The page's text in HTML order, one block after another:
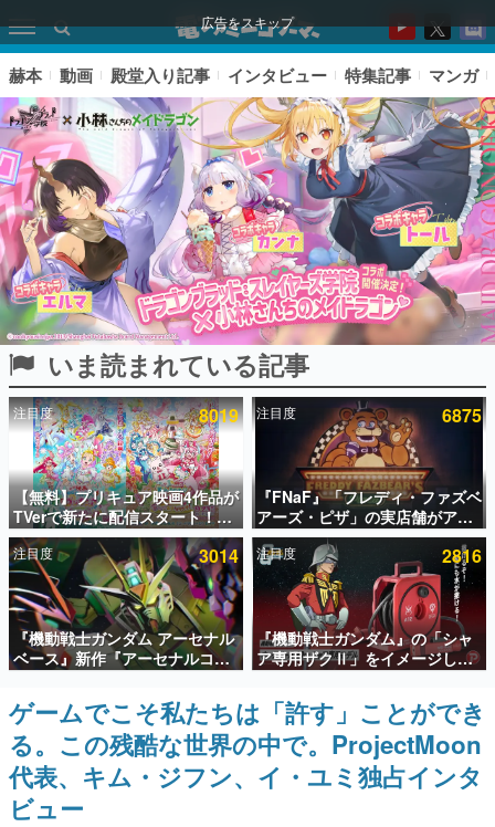
広告をスキップ
ピックアップ
電ファミのいま読まれている記事ランキング
アプリセール情報
インタビュー
連載・特集一覧
殿堂入り記事
SNS拡散数が数千以上！ ページビュー数万以上！ などな
ど。多くの人々に読まれた、電ファミ渾身の“殿堂入り”記
事をまとめました。
ゲームの企画書
名作ゲームクリエイターの方々に製作時のエピソードをお
聞きし、ヒットする企画（ゲーム）とは何か？を探ってい
きます。
赫本 動画 殿堂入り記事 インタビュー 特集記事 マンガ
いま読まれている記事
注目度 8019
【無料】プリキュア映画4作品が
TVerで新たに配信スタート！な
んと2018年～2024年の映画ほぼ
すべてが見放題に、ぶっちゃけ
ありえないラインナップ
注目度 6875
『FNaF』「フレディ・ファズベ
アーズ・ピザ」の実店舗がアメ
リカの商業施設「American
Dream」に2027年オープン！
ScottGamesとの共同開発、食
事だけでなくステージショーや
没入型のホラー体験も楽しめる
注目度 3014
『機動戦士ガンダム アーセナル
ベース』新作『アーセナルコマ
ンダー』発表！8月28日からオ
ープンベータテスト開催、2027
年2月下旬に稼働予定
注目度 2816
『機動戦士ガンダム』の「シャ
ア専用ザクⅡ」をイメージした
散水ホースリールが予約開始。
本体にはシャアのパーソナルマ
ークやジオン公国軍のエンブレ
ム、型式番号などを配置
ゲームでこそ私たちは「許す」ことができ
る。この残酷な世界の中で。ProjectMoon
代表、キム・ジフン、イ・ユミ独占インタ
ビュー